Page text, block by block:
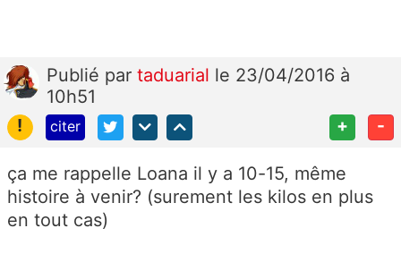
Publié par taduarial le 23/04/2016 à
10h51
!
citer + -
ça me rappelle Loana il y a 10-15, même
histoire à venir? (surement les kilos en plus
en tout cas)